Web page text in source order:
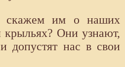
скажем им о наших
крыльях? Они узнают,
допустят нас в свои